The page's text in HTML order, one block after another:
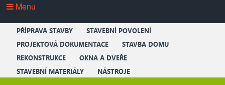
Menu
PŘÍPRAVA STAVBY
STAVEBNÍ POVOLENÍ
PROJEKTOVÁ DOKUMENTACE
STAVBA DOMU
REKONSTRUKCE
OKNA A DVEŘE
STAVEBNÍ MATERIÁLY
NÁSTROJE